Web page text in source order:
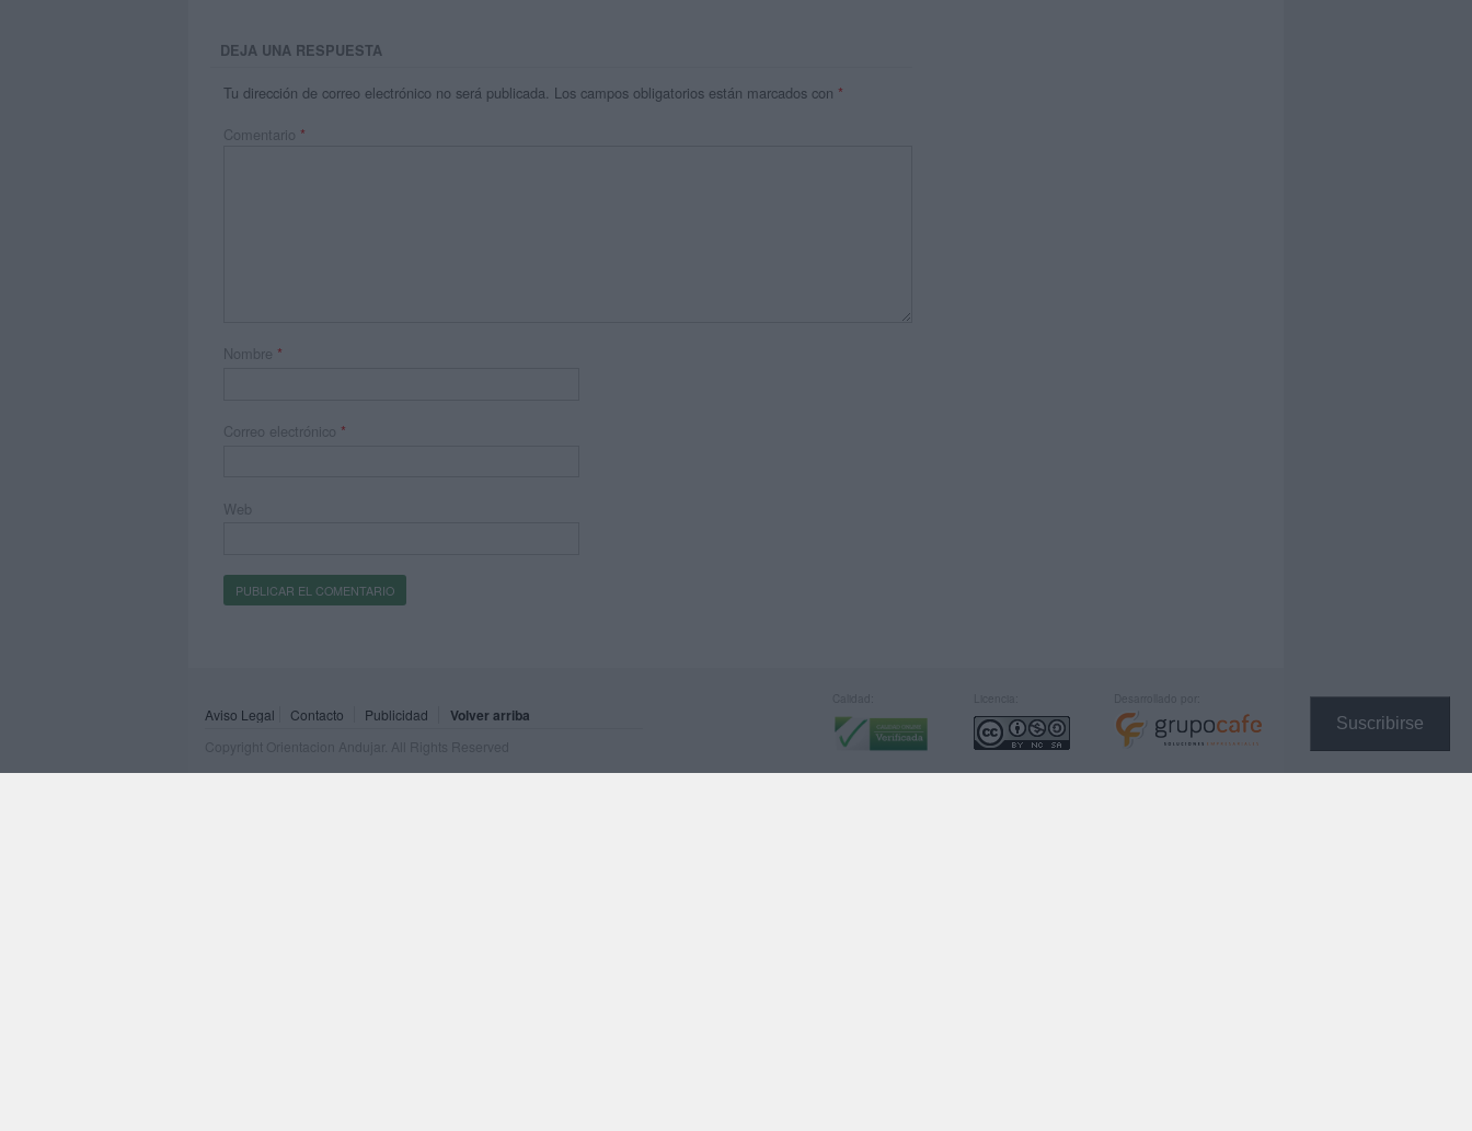
Suscribirse
DEJA UNA RESPUESTA
Tu dirección de correo electrónico no será publicada. Los campos obligatorios están marcados con *
Comentario *
Nombre *
Correo electrónico *
Web
Aviso Legal Contacto Publicidad Volver arriba